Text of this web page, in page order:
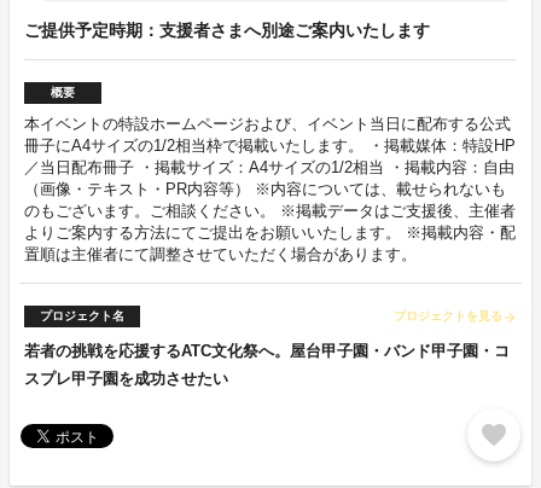
ご提供予定時期：支援者さまへ別途ご案内いたします
概要
本イベントの特設ホームページおよび、イベント当日に配布する公式
冊子にA4サイズの1/2相当枠で掲載いたします。 ・掲載媒体：特設HP
／当日配布冊子 ・掲載サイズ：A4サイズの1/2相当 ・掲載内容：自由
（画像・テキスト・PR内容等） ※内容については、載せられないも
のもございます。ご相談ください。 ※掲載データはご支援後、主催者
よりご案内する方法にてご提出をお願いいたします。 ※掲載内容・配
置順は主催者にて調整させていただく場合があります。
プロジェクト名 プロジェクトを見る arrow_forward
若者の挑戦を応援するATC文化祭へ。屋台甲子園・バンド甲子園・コ
スプレ甲子園を成功させたい
favorite